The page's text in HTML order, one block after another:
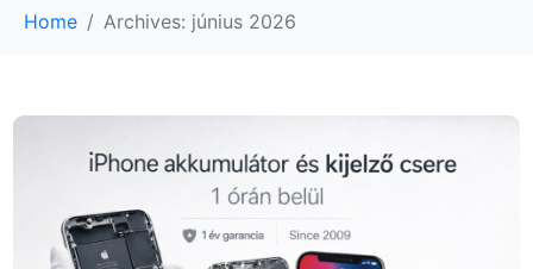
Home Archives: június 2026